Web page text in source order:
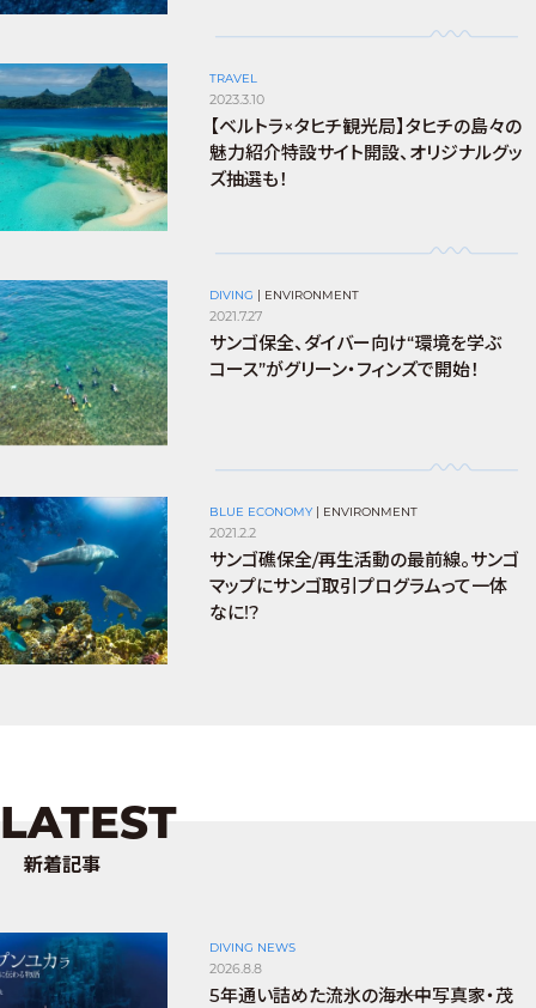
TRAVEL
2023.3.10
【ベルトラ×タヒチ観光局】タヒチの島々の
魅力紹介特設サイト開設、オリジナルグッ
ズ抽選も！
DIVING | ENVIRONMENT
2021.7.27
サンゴ保全、ダイバー向け“環境を学ぶ
コース”がグリーン・フィンズで開始！
BLUE ECONOMY | ENVIRONMENT
2021.2.2
サンゴ礁保全/再生活動の最前線。サンゴ
マップにサンゴ取引プログラムって一体
なに!?
LATEST
新着記事
DIVING NEWS
2026.8.8
5年通い詰めた流氷の海――水中写真家・茂